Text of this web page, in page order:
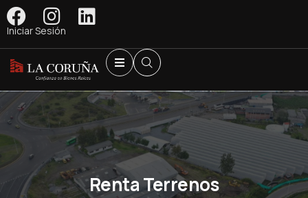
Iniciar Sesión
Renta Terrenos